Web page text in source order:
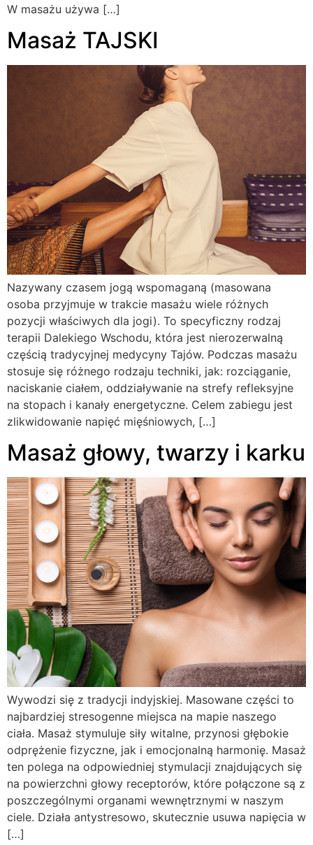
W masażu używa […]
Masaż TAJSKI
Nazywany czasem jogą wspomaganą (masowana
osoba przyjmuje w trakcie masażu wiele różnych
pozycji właściwych dla jogi). To specyficzny rodzaj
terapii Dalekiego Wschodu, która jest nierozerwalną
częścią tradycyjnej medycyny Tajów. Podczas masażu
stosuje się różnego rodzaju techniki, jak: rozciąganie,
naciskanie ciałem, oddziaływanie na strefy refleksyjne
na stopach i kanały energetyczne. Celem zabiegu jest
zlikwidowanie napięć mięśniowych, […]
Masaż głowy, twarzy i karku
Wywodzi się z tradycji indyjskiej. Masowane części to
najbardziej stresogenne miejsca na mapie naszego
ciała. Masaż stymuluje siły witalne, przynosi głębokie
odprężenie fizyczne, jak i emocjonalną harmonię. Masaż
ten polega na odpowiedniej stymulacji znajdujących się
na powierzchni głowy receptorów, które połączone są z
poszczególnymi organami wewnętrznymi w naszym
ciele. Działa antystresowo, skutecznie usuwa napięcia w
[…]